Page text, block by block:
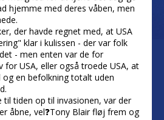
hjemme med deres våben, men
der havde regnet med, at USA
klar i kulissen - der var folk
- men enten var de for
USA, eller også troede USA, at
og en befolkning totalt uden
til tiden op til invasionen, var der
åbne, vel❓Tony Blair fløj frem og